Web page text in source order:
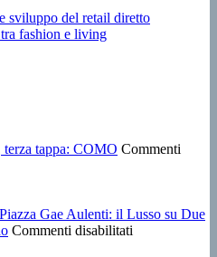
sviluppo del retail diretto
fashion e living
tappa: COMO Commenti
Gae Aulenti: il Lusso su Due
Commenti disabilitati